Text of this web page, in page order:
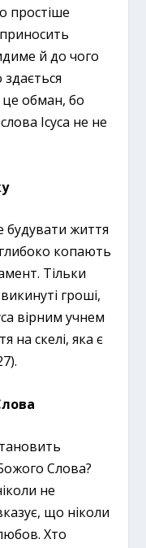
простіше
й до чого
це обман, бо
Ісуса не не
будувати життя
копають
Тільки
гроші,
вірним учнем
на скелі, яка є
Слова?
не
що ніколи
Хто